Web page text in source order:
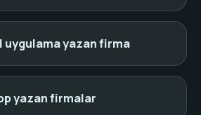
yazan firma
yazan firmalar